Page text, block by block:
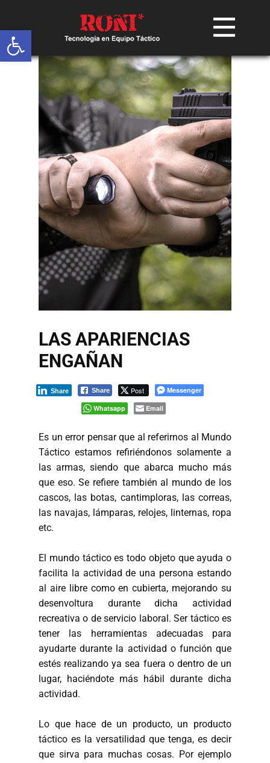
Abrir barra de herramientas
LAS APARIENCIAS
ENGAÑAN
Share Post
Share
Messenger
Whatsapp
Email
Es un error pensar que al referirnos al Mundo
Táctico estamos refiriéndonos solamente a
las armas, siendo que abarca mucho más
que eso. Se refiere también al mundo de los
cascos, las botas, cantimploras, las correas,
las navajas, lámparas, relojes, linternas, ropa
etc.
El mundo táctico es todo objeto que ayuda o
facilita la actividad de una persona estando
al aire libre como en cubierta, mejorando su
desenvoltura durante dicha actividad
recreativa o de servicio laboral. Ser táctico es
tener las herramientas adecuadas para
ayudarte durante la actividad o función que
estés realizando ya sea fuera o dentro de un
lugar, haciéndote más hábil durante dicha
actividad.
Lo que hace de un producto, un producto
táctico es la versatilidad que tenga, es decir
que sirva para muchas cosas. Por ejemplo